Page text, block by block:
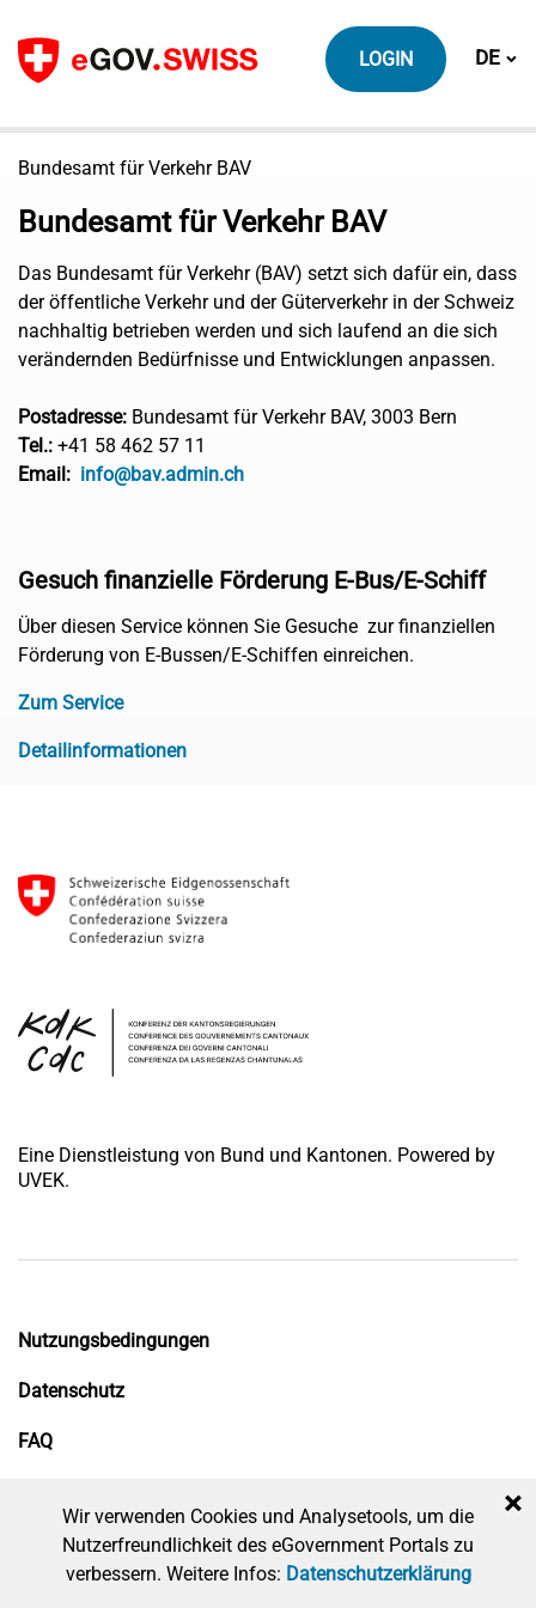
Zum Inhalt
LOGIN DE
Bundesamt für Verkehr BAV
Bundesamt für Verkehr BAV
Das Bundesamt für Verkehr (BAV) setzt sich dafür ein, dass
der öffentliche Verkehr und der Güterverkehr in der Schweiz
nachhaltig betrieben werden und sich laufend an die sich
verändernden Bedürfnisse und Entwicklungen anpassen.
Postadresse: Bundesamt für Verkehr BAV, 3003 Bern
Tel.: +41 58 462 57 11
Email: info@bav.admin.ch
Gesuch finanzielle Förderung E-Bus/E-Schiff
Über diesen Service können Sie Gesuche zur finanziellen
Förderung von E-Bussen/E-Schiffen einreichen.
Zum Service
Detailinformationen
Eine Dienstleistung von Bund und Kantonen. Powered by
UVEK.
Nutzungsbedingungen
Datenschutz
FAQ
×
Wir verwenden Cookies und Analysetools, um die
Nutzerfreundlichkeit des eGovernment Portals zu
verbessern. Weitere Infos: Datenschutzerklärung